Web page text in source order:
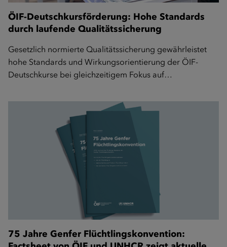
ÖIF-Deutschkursförderung: Hohe Standards
durch laufende Qualitätssicherung
Gesetzlich normierte Qualitätssicherung gewährleistet
hohe Standards und Wirkungsorientierung der ÖIF-
Deutschkurse bei gleichzeitigem Fokus auf…
75 Jahre Genfer Flüchtlingskonvention: